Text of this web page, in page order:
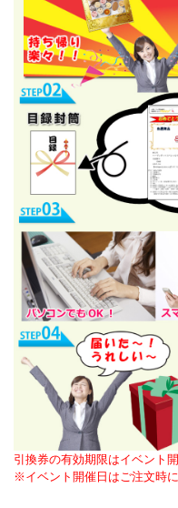
引換券の有効期限はイベント
※イベント開催日はご注文時に